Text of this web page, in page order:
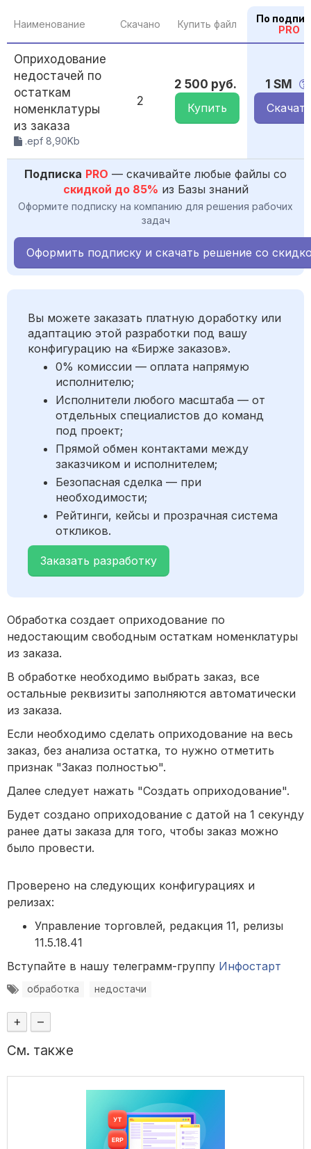
Наименование Скачано Купить файл
По
PRO
Оприходование
недостачей по
остаткам
номенклатуры
из заказа
.epf 8,90Kb
2
2 500 руб.
Купить
1 SM
Скачать
Подписка PRO — скачивайте любые файлы со
скидкой до 85% из Базы знаний
Оформите подписку на компанию для решения рабочих
задач
Оформить подписку и скачать решение со
Вы можете заказать платную доработку или
адаптацию этой разработки под вашу
конфигурацию на «Бирже заказов».
0% комиссии — оплата напрямую
исполнителю;
Исполнители любого масштаба — от
отдельных специалистов до команд
под проект;
Прямой обмен контактами между
заказчиком и исполнителем;
Безопасная сделка — при
необходимости;
Рейтинги, кейсы и прозрачная система
откликов.
Заказать разработку
Обработка создает оприходование по
недостающим свободным остаткам номенклатуры
из заказа.
В обработке необходимо выбрать заказ, все
остальные реквизиты заполняются автоматически
из заказа.
Если необходимо сделать оприходование на весь
заказ, без анализа остатка, то нужно отметить
признак "Заказ полностью".
Далее следует нажать "Создать оприходование".
Будет создано оприходование с датой на 1 секунду
ранее даты заказа для того, чтобы заказ можно
было провести.
Проверено на следующих конфигурациях и
релизах:
Управление торговлей, редакция 11, релизы
11.5.18.41
Вступайте в нашу телеграмм-группу Инфостарт
обработка недостачи
+ –
См. также